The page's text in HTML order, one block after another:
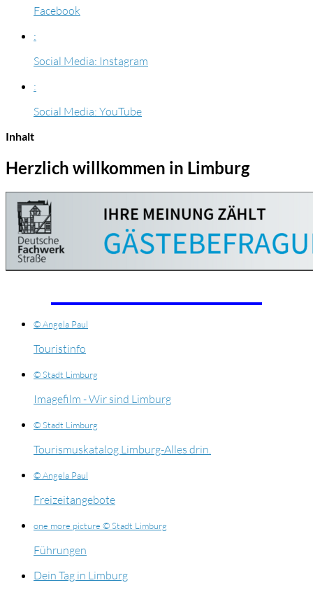
Facebook
:
Social Media: Instagram
:
Social Media: YouTube
Inhalt
Herzlich willkommen in Limburg
© Angela Paul
Touristinfo
© Stadt Limburg
Imagefilm - Wir sind Limburg
© Stadt Limburg
Tourismuskatalog Limburg-Alles drin.
© Angela Paul
Freizeitangebote
one more picture © Stadt Limburg
Führungen
Dein Tag in Limburg